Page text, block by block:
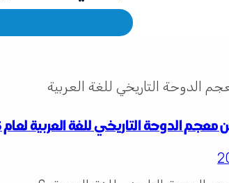
الدوحة التاريخي للغة العربية لعام 2025؟